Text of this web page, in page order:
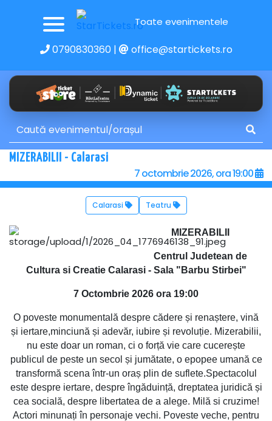
Toate evenimentele
0790830360| office@startickets.ro
MIZERABILII - Calarasi
7 octombrie 2026, ora 19:00
Calarasi Teatru
MIZERABILII
Centrul Judetean de
Cultura si Creatie Calarasi - Sala "Barbu Stirbei"
7 Octombrie 2026 ora 19:00
O poveste monumentală despre cădere și renaștere, vină
și iertare,minciună și adevăr, iubire și revoluție. Mizerabilii,
nu este doar un roman, ci o forță vie care cucerește
publicul de peste un secol și jumătate, o epopee umană ce
transformă scena într-un oraș plin de suflete.Spectacolul
este despre iertare, despre îngăduință, dreptatea juridică și
cea socială, despre libertatea de a alege. Milă si cruzime!
Actori minunați în personaje vechi. Poveste veche, pentru